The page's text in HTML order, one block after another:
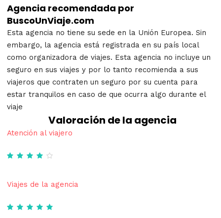
Agencia recomendada por
BuscoUnViaje.com
Esta agencia no tiene su sede en la Unión Europea. Sin
embargo, la agencia está registrada en su país local
como organizadora de viajes. Esta agencia no incluye un
seguro en sus viajes y por lo tanto recomienda a sus
viajeros que contraten un seguro por su cuenta para
estar tranquilos en caso de que ocurra algo durante el
viaje
Valoración de la agencia
Atención al viajero
Viajes de la agencia